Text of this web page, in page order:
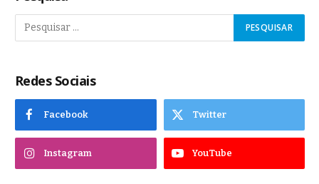
Redes Sociais
Facebook Twitter
Instagram YouTube